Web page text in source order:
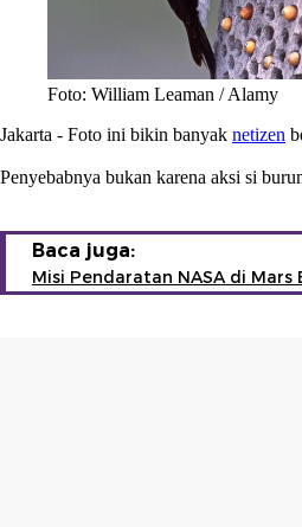
Foto: William Leaman / Alamy
Jakarta - Foto ini bikin banyak netizen
Penyebabnya bukan karena aksi si
Baca juga:
Misi Pendaratan NASA di